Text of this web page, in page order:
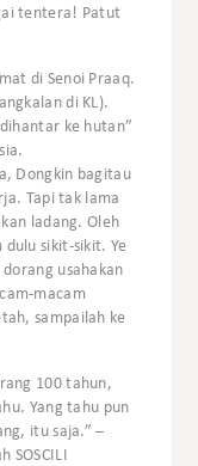
tentera! Patut
di Senoi Praaq.
di KL).
ke hutan”
Dongkin bagitau
Tapi tak lama
ladang. Oleh
sikit-sikit. Ye
usahakan
macam
sampailah ke
100 tahun,
Yang tahu pun
itu saja.” –